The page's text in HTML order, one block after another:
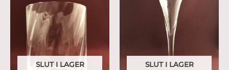
SLUT I LAGER SLUT I LAGER